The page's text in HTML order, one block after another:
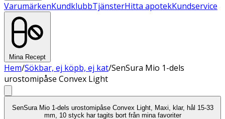
VarumärkenKundklubbTjänsterHitta apotekKundservice
Mina Recept
Hem/Sökbar, ej köpb, ej kat/SenSura Mio 1-dels
urostomipåse Convex Light
SenSura Mio 1-dels urostomipåse Convex Light, Maxi, klar, hål 15-33
mm, 10 styck har tagits bort från mina favoriter